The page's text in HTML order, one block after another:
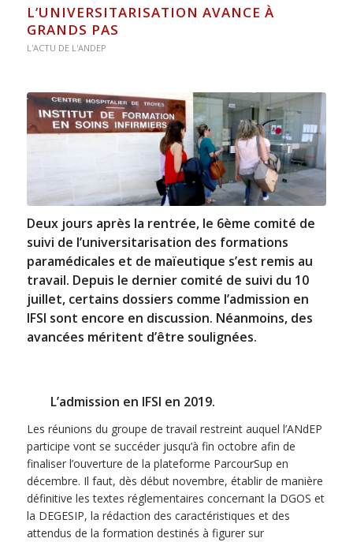
L’UNIVERSITARISATION AVANCE À
GRANDS PAS
L'ACTU DE L'ANDEP
Deux jours après la rentrée, le 6ème comité de
suivi de l’universitarisation des formations
paramédicales et de maïeutique s’est remis au
travail. Depuis le dernier comité de suivi du 10
juillet, certains dossiers comme l’admission en
IFSI sont encore en discussion. Néanmoins, des
avancées méritent d’être soulignées.
L’admission en IFSI en 2019.
Les réunions du groupe de travail restreint auquel l’ANdEP
participe vont se succéder jusqu’à fin octobre afin de
finaliser l’ouverture de la plateforme ParcourSup en
décembre. Il faut, dès début novembre, établir de manière
définitive les textes réglementaires concernant la DGOS et
la DEGESIP, la rédaction des caractéristiques et des
attendus de la formation destinés à figurer sur